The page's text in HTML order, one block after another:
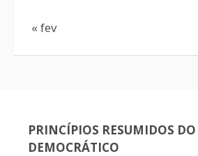
« fev
PRINCÍPIOS RESUMIDOS
DEMOCRÁTICO